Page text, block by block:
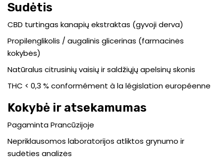
Sudėtis
CBD turtingas kanapių ekstraktas (gyvoji derva)
Propilenglikolis / augalinis glicerinas (farmacinės
kokybės)
Natūralus citrusinių vaisių ir saldžiųjų apelsinų skonis
THC < 0,3 % conformément à la législation européenne
Kokybė ir atsekamumas
Pagaminta Prancūzijoje
Nepriklausomos laboratorijos atliktos grynumo ir
sudėties analizės